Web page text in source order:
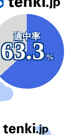
適中率
63.3
%